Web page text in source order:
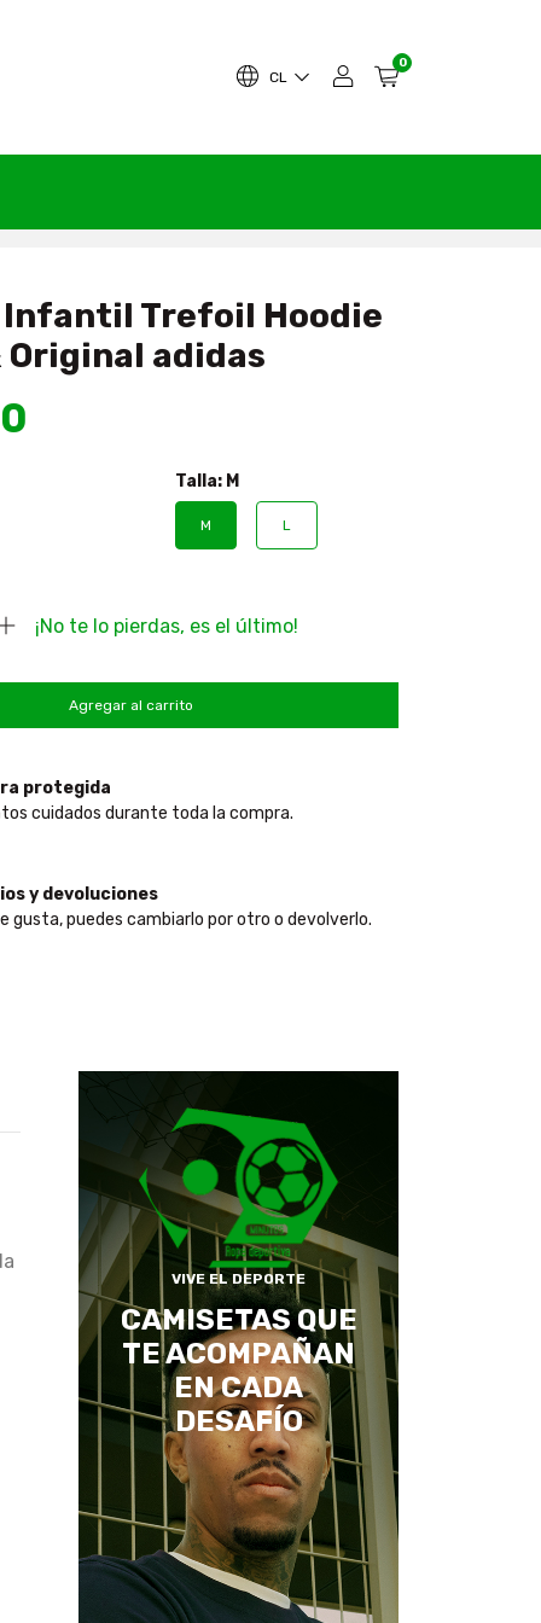
CL
0
Trefoil Hoodie
Original adidas
Talla: M
M L
¡No te lo pierdas, es el último!
protegida
cuidados durante toda la compra.
y devoluciones
gusta, puedes cambiarlo por otro o devolverlo.
VIVE EL DEPORTE
CAMISETAS QUE
TE ACOMPAÑAN
EN CADA
DESAFÍO